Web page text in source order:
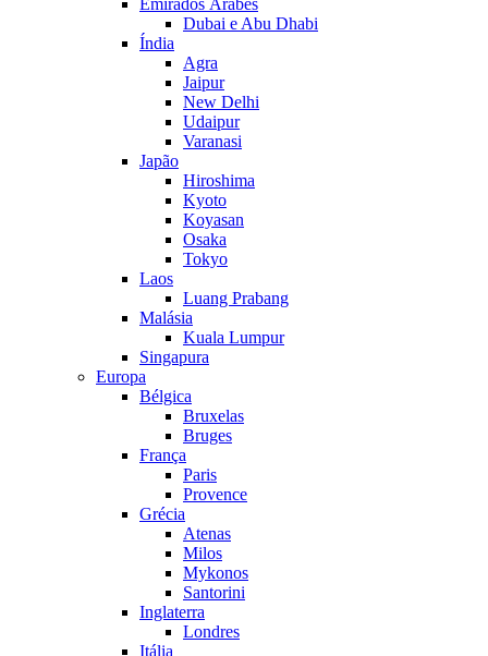
Emirados Árabes
Dubai e Abu Dhabi
Índia
Agra
Jaipur
New Delhi
Udaipur
Varanasi
Japão
Hiroshima
Kyoto
Koyasan
Osaka
Tokyo
Laos
Luang Prabang
Malásia
Kuala Lumpur
Singapura
Europa
Bélgica
Bruxelas
Bruges
França
Paris
Provence
Grécia
Atenas
Milos
Mykonos
Santorini
Inglaterra
Londres
Itália